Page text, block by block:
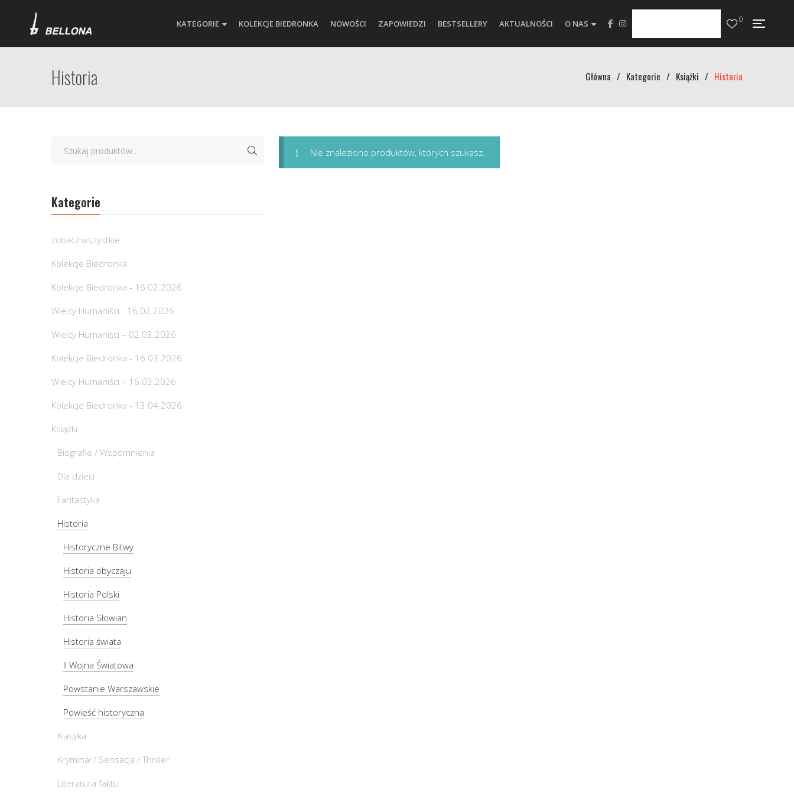
KATEGORIE KOLEKCJE BIEDRONKA NOWOŚCI ZAPOWIEDZI BESTSELLERY AKTUALNOŚCI O NAS 0
Historia Główna / Kategorie / Książki / Historia
Nie znaleziono produktów, których szukasz.
Kategorie
zobacz wszystkie
Kolekcje Biedronka
Kolekcje Biedronka - 16.02.2026
Wielcy Humaniści - 16.02.2026
Wielcy Humaniści – 02.03.2026
Kolekcje Biedronka - 16.03.2026
Wielcy Humaniści – 16.03.2026
Kolekcje Biedronka - 13.04.2026
Książki
Biografie / Wspomnienia
Dla dzieci
Fantastyka
Historia
Historyczne Bitwy
Historia obyczaju
Historia Polski
Historia Słowian
Historia świata
II Wojna Światowa
Powstanie Warszawskie
Powieść historyczna
Klasyka
Kryminał / Sensacja / Thriller
Literatura faktu